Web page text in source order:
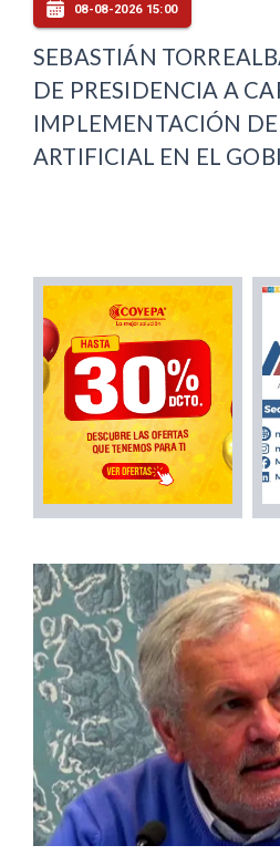
08-08-2026 15:00
SEBASTIÁN
DE PRESIDENCIA A
IMPLEMENTACIÓN
ARTIFICIAL EN EL